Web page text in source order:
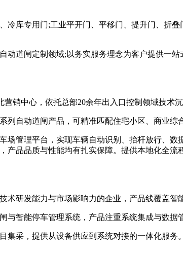
库专用门;工业平开门、平移门、提升门、折叠
道闸定制领域;以务实服务理念为客户提供一站
中心，依托总部20余年出入口控制领域技术
动道闸产品，可精准匹配住宅小区、商业综
管理平台，实现车辆自动识别、抬杆放行、数
品品质与性能均有扎实保障。提供本地化全
发能力与市场影响力的企业，产品线覆盖智
智能停车管理系统，产品注重系统集成与数据
采，提供从设备供应到系统对接的一体化服务。